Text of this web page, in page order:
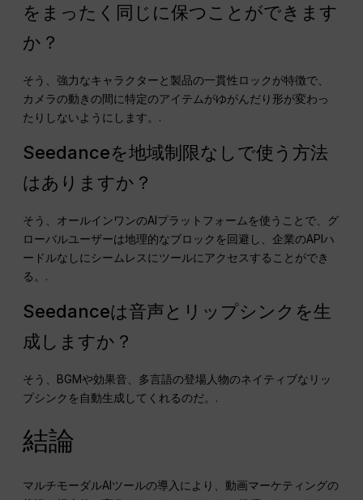
をまったく同じに保つことができます
か？
そう、強力なキャラクターと製品の一貫性ロックが特徴で、
カメラの動きの間に特定のアイテムがゆがんだり形が変わっ
たりしないようにします。.
Seedanceを地域制限なしで使う方法
はありますか？
そう、オールインワンのAIプラットフォームを使うことで、グ
ローバルユーザーは地理的なブロックを回避し、企業のAPIハ
ードルなしにシームレスにツールにアクセスすることができ
る。.
Seedanceは音声とリップシンクを生
成しますか？
そう、BGMや効果音、多言語の登場人物のネイティブなリッ
プシンクを自動生成してくれるのだ。.
結論
マルチモーダルAIツールの導入により、動画マーケティングの